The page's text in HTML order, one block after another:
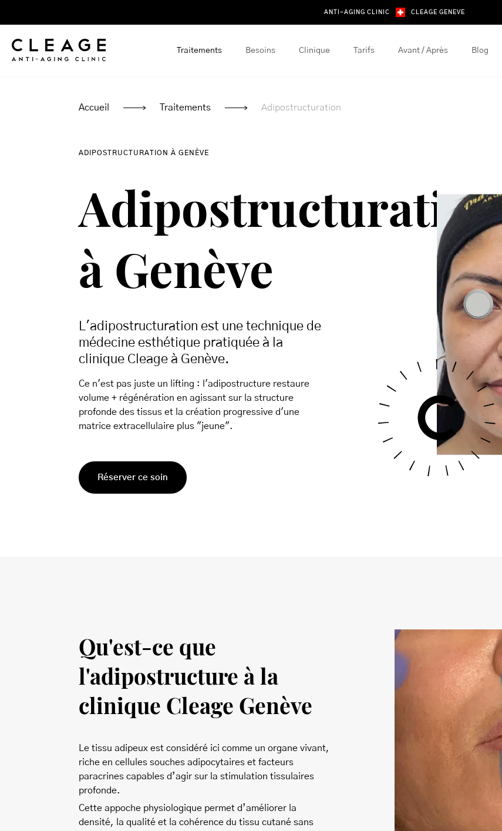
ANTI-AGING CLINIC CLEAGE GENEVE
Traitements Besoins Clinique Tarifs Avant / Après Blog
Accueil Traitements Adipostructuration
ADIPOSTRUCTURATION À GENÈVE
Adipostructuration
à Genève
L'adipostructuration est une technique de
médecine esthétique pratiquée à la
clinique Cleage à Genève.
Ce n'est pas juste un lifting : l'adipostructure restaure
volume + régénération en agissant sur la structure
profonde des tissus et la création progressive d'une
matrice extracellulaire plus "jeune".
Réserver ce soin
Qu'est-ce que
l'adipostructure à la
clinique Cleage Genève
Le tissu adipeux est considéré ici comme un organe vivant,
riche en cellules souches adipocytaires et facteurs
paracrines capables d’agir sur la stimulation tissulaires
profonde.
Cette appoche physiologique permet d’améliorer la
densité, la qualité et la cohérence du tissu cutané sans